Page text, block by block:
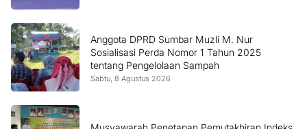
Anggota DPRD Sumbar Muzli M. Nur
Sosialisasi Perda Nomor 1 Tahun 2025
tentang Pengelolaan Sampah
Sabtu, 8 Agustus 2026